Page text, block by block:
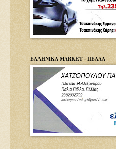
ΕΛΛΗΝΙΚΑ MARKET - ΠΕΛΛΑ